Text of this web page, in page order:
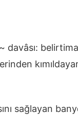
sağlayan